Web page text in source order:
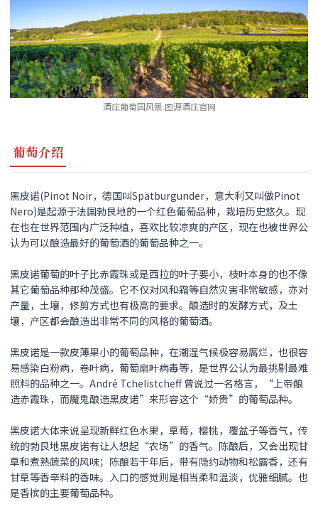
酒庄葡萄园风景.图源酒庄官网
葡萄介绍
黑皮诺(Pinot Noir，德国叫Spätburgunder，意大利又叫做Pinot
Nero)是起源于法国勃艮地的一个红色葡萄品种，栽培历史悠久。现
在也在世界范围内广泛种植，喜欢比较凉爽的产区，现在也被世界公
认为可以酿造最好的葡萄酒的葡萄品种之一。
黑皮诺葡萄的叶子比赤霞珠或是西拉的叶子要小，枝叶本身的也不像
其它葡萄品种那种茂盛。它不仅对风和霜等自然灾害非常敏感，亦对
产量，土壤，修剪方式也有极高的要求。酿造时的发酵方式，及土
壤，产区都会酿造出非常不同的风格的葡萄酒。
黑皮诺是一款皮薄果小的葡萄品种，在潮湿气候极容易腐烂，也很容
易感染白粉病，卷叶病，葡萄扇叶病毒等，是世界公认为最挑剔最难
照料的品种之一。André Tchelistcheff 曾说过一名格言，“上帝酿
造赤霞珠，而魔鬼酿造黑皮诺”来形容这个“娇贵”的葡萄品种。
黑皮诺大体来说呈现新鲜红色水果，草莓，樱桃，覆盆子等香气，传
统的勃艮地黑皮诺有让人想起“农场”的香气。陈酿后，又会出现甘
草和煮熟蔬菜的风味；陈酿若干年后，带有隐约动物和松露香，还有
甘草等香辛料的香味。入口的感觉则是相当柔和温淡，优雅细腻。也
是香槟的主要葡萄品种。